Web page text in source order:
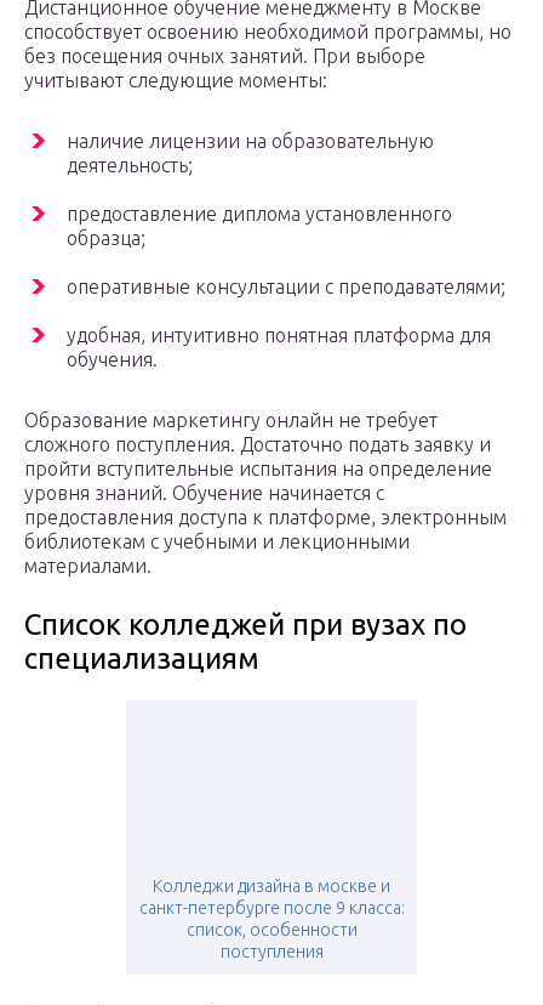
Дистанционное обучение менеджменту в Москве
способствует освоению необходимой программы, но
без посещения очных занятий. При выборе
учитывают следующие моменты:
наличие лицензии на образовательную
деятельность;
предоставление диплома установленного
образца;
оперативные консультации с преподавателями;
удобная, интуитивно понятная платформа для
обучения.
Образование маркетингу онлайн не требует
сложного поступления. Достаточно подать заявку и
пройти вступительные испытания на определение
уровня знаний. Обучение начинается с
предоставления доступа к платформе, электронным
библиотекам с учебными и лекционными
материалами.
Список колледжей при вузах по
специализациям
Колледжи дизайна в москве и
санкт-петербурге после 9 класса:
список, особенности
поступления